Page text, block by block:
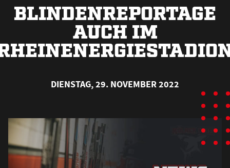
BLINDENREPORTAGE
AUCH IM
DIENSTAG, 29. NOVEMBER 2022